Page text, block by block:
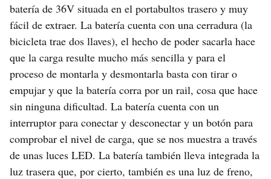
batería de 36V situada en el portabultos trasero y muy
fácil de extraer. La batería cuenta con una cerradura (la
bicicleta trae dos llaves), el hecho de poder sacarla hace
que la carga resulte mucho más sencilla y para el
proceso de montarla y desmontarla basta con tirar o
empujar y que la batería corra por un rail, cosa que hace
sin ninguna dificultad. La batería cuenta con un
interruptor para conectar y desconectar y un botón para
comprobar el nivel de carga, que se nos muestra a través
de unas luces LED. La batería también lleva integrada la
luz trasera que, por cierto, también es una luz de freno,